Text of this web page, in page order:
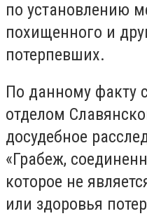
по установлению
похищенного и
потерпевших.
По данному факту
отделом
досудебное
«Грабеж,
которое не
или здоровья